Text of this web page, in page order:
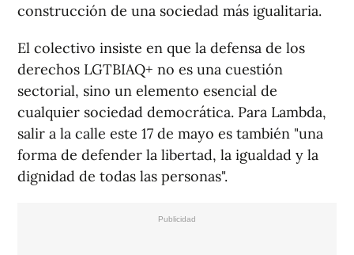
construcción de una sociedad más igualitaria.
El colectivo insiste en que la defensa de los
derechos LGTBIAQ+ no es una cuestión
sectorial, sino un elemento esencial de
cualquier sociedad democrática. Para Lambda,
salir a la calle este 17 de mayo es también "una
forma de defender la libertad, la igualdad y la
dignidad de todas las personas".